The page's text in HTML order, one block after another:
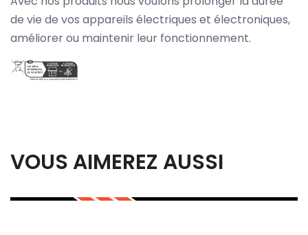
de vie de vos appareils électriques et électroniques,
améliorer ou maintenir leur fonctionnement.
VOUS AIMEREZ AUSSI